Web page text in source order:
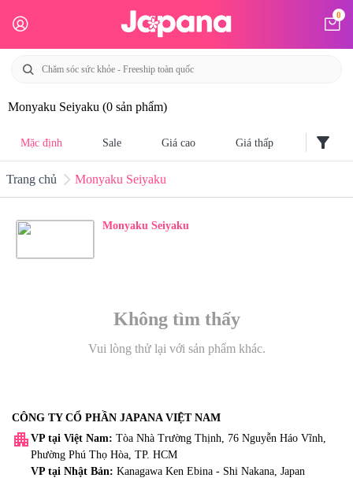
0
Monyaku Seiyaku (0 sản phẩm)
Mặc định Sale Giá cao Giá thấp filter_alt
Trang chủ Monyaku Seiyaku
Monyaku Seiyaku
Không tìm thấy
Vui lòng thử lại với sản phẩm khác.
CÔNG TY CỔ PHẦN JAPANA VIỆT NAM
apartment VP tại Việt Nam: Tòa Nhà Trường Thịnh, 76 Nguyễn Háo Vĩnh,
Phường Phú Thọ Hòa, TP. HCM
VP tại Nhật Bản: Kanagawa Ken Ebina - Shi Nakana, Japan